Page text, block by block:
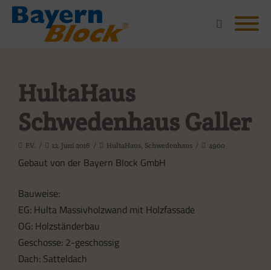
HultaHaus
Schwedenhaus Galler
F.V. 12. Juni 2016 HultaHaus Schwedenhaus 4900
Gebaut von der Bayern Block GmbH
Bauweise:
EG: Hulta Massivholzwand mit Holzfassade
OG: Holzständerbau
Geschosse: 2-geschossig
Dach: Satteldach